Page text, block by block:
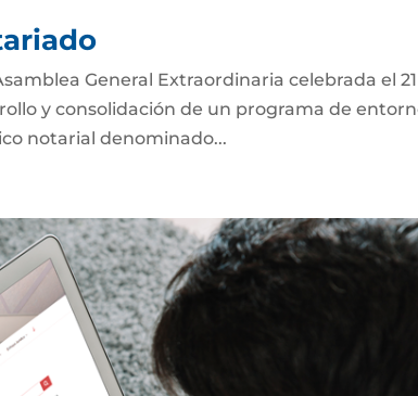
General Extraordinaria celebrada el
y consolidación de un programa de
notarial denominado...